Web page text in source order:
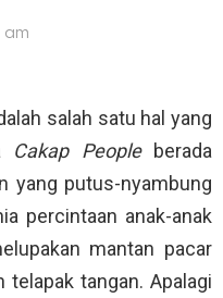
am
salah satu hal yang
Cakap People berada
yang putus-nyambung
percintaan anak-anak
mantan pacar
tangan. Apalagi